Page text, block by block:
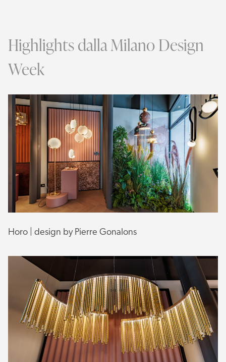
Highlights dalla Milano Design
Week
Horo | design by Pierre Gonalons